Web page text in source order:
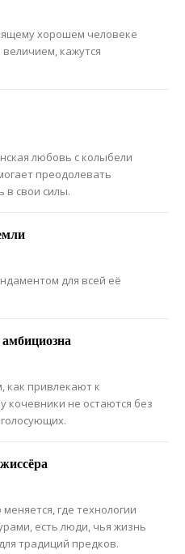
хорошем человеке
величием, кажутся
любовь с колыбели
преодолевать
в свои силы.
для всей её
как привлекают к
кочевники не остаются без
где технологии
есть люди, чья жизнь
традиций предков.